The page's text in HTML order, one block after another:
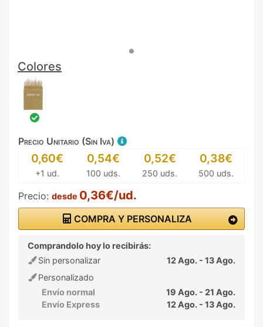
Colores
Precio Unitario (Sin Iva)
0,60€
+1 ud.
0,54€
100 uds.
0,52€
250 uds.
0,38€
500 uds.
Precio: desde 0,36€/ud.
COMPRA Y PERSONALIZA
Comprandolo hoy lo recibirás:
Sin personalizar
12 Ago. - 13 Ago.
Personalizado
Envío normal
19 Ago. - 21 Ago.
Envío Express
12 Ago. - 13 Ago.